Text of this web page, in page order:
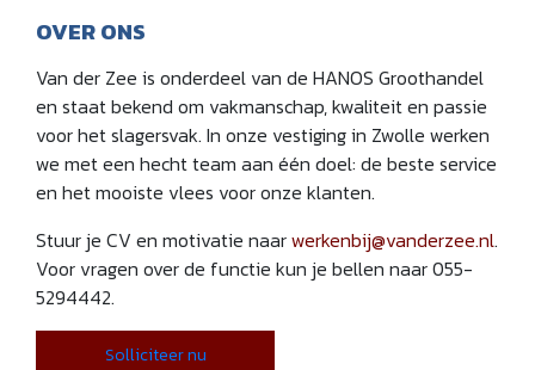
OVER ONS
Van der Zee is onderdeel van de HANOS Groothandel
en staat bekend om vakmanschap, kwaliteit en passie
voor het slagersvak. In onze vestiging in Zwolle werken
we met een hecht team aan één doel: de beste service
en het mooiste vlees voor onze klanten.
Stuur je CV en motivatie naarwerkenbij@vanderzee.nl.
Voor vragen over de functie kun je bellen naar 055-
5294442.
Solliciteer nu